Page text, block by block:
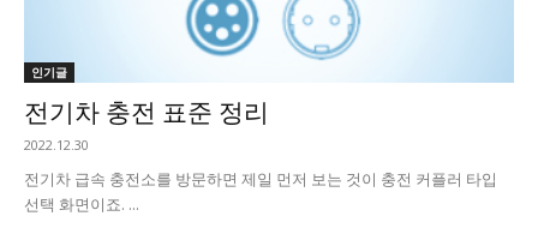
인기글
전기차 충전 표준 정리
2022.12.30
전기차 급속 충전소를 방문하면 제일 먼저 보는 것이 충전 커플러 타입
선택 화면이죠. ...